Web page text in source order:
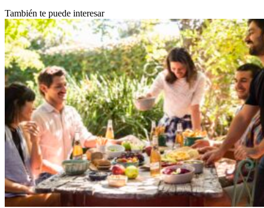
También te puede interesar